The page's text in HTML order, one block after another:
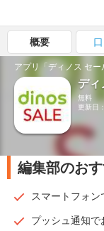
概要
アプリ「ディノス セ
ディ
無料
更新日
編集部のお
スマートフォン
プッシュ通知で